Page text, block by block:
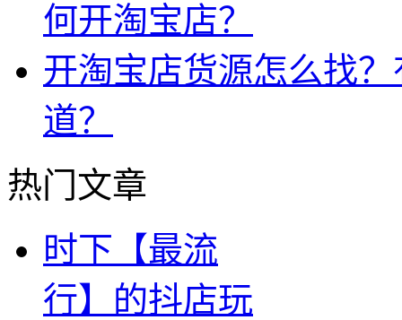
何开淘宝店？
开淘宝店货源怎么找
道？
热门文章
时下【最流
行】的抖店玩